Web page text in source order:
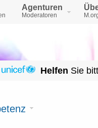
Agenturen
Moderatoren
Helfen Sie